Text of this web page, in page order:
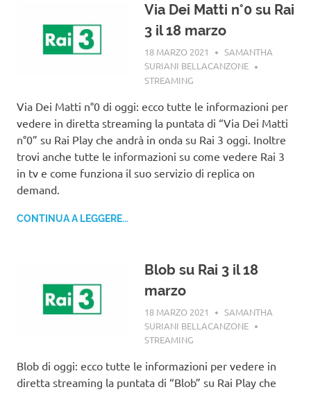
Via Dei Matti n°0 su Rai
3 il 18 marzo
18 MARZO 2021
SAMANTHA
SURIANI BELLACANZONE
STREAMING
Via Dei Matti n°0 di oggi: ecco tutte le informazioni per
vedere in diretta streaming la puntata di “Via Dei Matti
n°0” su Rai Play che andrà in onda su Rai 3 oggi. Inoltre
trovi anche tutte le informazioni su come vedere Rai 3
in tv e come funziona il suo servizio di replica on
demand.
CONTINUA A LEGGERE...
Blob su Rai 3 il 18
marzo
18 MARZO 2021
SAMANTHA
SURIANI BELLACANZONE
STREAMING
Blob di oggi: ecco tutte le informazioni per vedere in
diretta streaming la puntata di “Blob” su Rai Play che